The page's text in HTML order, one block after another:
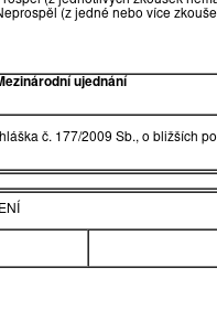
(z jedné nebo více
ujednání
č. 177/2009 Sb., o bližších